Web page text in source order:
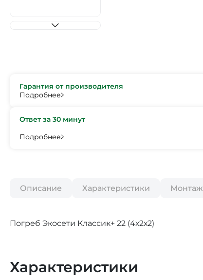
Гарантия от производителя
Подробнее
Ответ за 30 минут
Подробнее
Описание Характеристики Монтаж
Погреб Экосети Классик+ 22 (4х2х2)
Характеристики